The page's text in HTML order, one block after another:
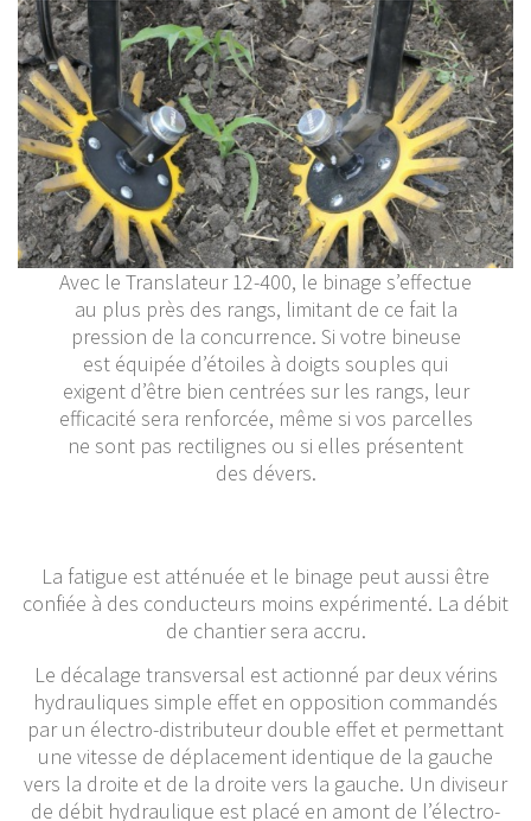
Avec le Translateur 12-400, le binage s’effectue
au plus près des rangs, limitant de ce fait la
pression de la concurrence. Si votre bineuse
est équipée d’étoiles à doigts souples qui
exigent d’être bien centrées sur les rangs, leur
efficacité sera renforcée, même si vos parcelles
ne sont pas rectilignes ou si elles présentent
des dévers.
La fatigue est atténuée et le binage peut aussi être
confiée à des conducteurs moins expérimenté. La débit
de chantier sera accru.
Le décalage transversal est actionné par deux vérins
hydrauliques simple effet en opposition commandés
par un électro-distributeur double effet et permettant
une vitesse de déplacement identique de la gauche
vers la droite et de la droite vers la gauche. Un diviseur
de débit hydraulique est placé en amont de l’électro-